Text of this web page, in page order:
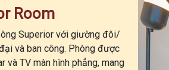
Room
Superior với giường đôi/
và ban công. Phòng được
và TV màn hình phẳng, mang